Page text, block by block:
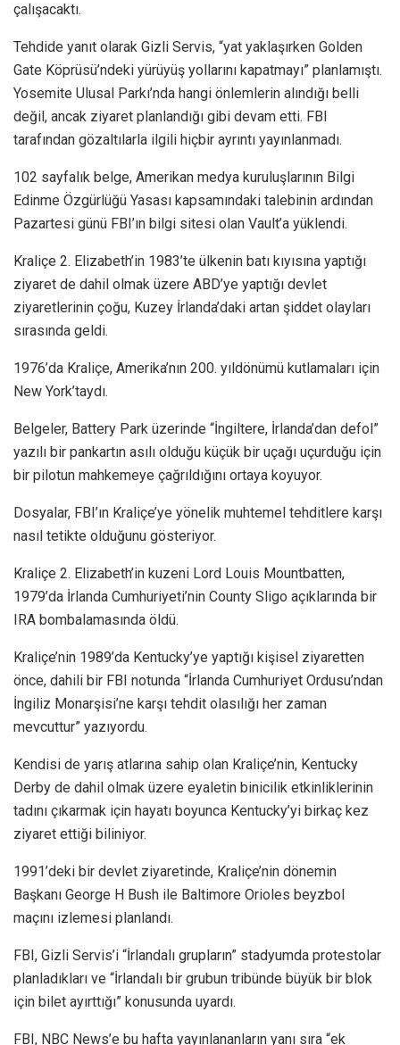
çalışacaktı.
Tehdide yanıt olarak Gizli Servis, “yat yaklaşırken Golden
Gate Köprüsü’ndeki yürüyüş yollarını kapatmayı” planlamıştı.
Yosemite Ulusal Parkı’nda hangi önlemlerin alındığı belli
değil, ancak ziyaret planlandığı gibi devam etti. FBI
tarafından gözaltılarla ilgili hiçbir ayrıntı yayınlanmadı.
102 sayfalık belge, Amerikan medya kuruluşlarının Bilgi
Edinme Özgürlüğü Yasası kapsamındaki talebinin ardından
Pazartesi günü FBI’ın bilgi sitesi olan Vault’a yüklendi.
Kraliçe 2. Elizabeth’in 1983’te ülkenin batı kıyısına yaptığı
ziyaret de dahil olmak üzere ABD’ye yaptığı devlet
ziyaretlerinin çoğu, Kuzey İrlanda’daki artan şiddet olayları
sırasında geldi.
1976’da Kraliçe, Amerika’nın 200. yıldönümü kutlamaları için
New York’taydı.
Belgeler, Battery Park üzerinde “İngiltere, İrlanda’dan defol”
yazılı bir pankartın asılı olduğu küçük bir uçağı uçurduğu için
bir pilotun mahkemeye çağrıldığını ortaya koyuyor.
Dosyalar, FBI’ın Kraliçe’ye yönelik muhtemel tehditlere karşı
nasıl tetikte olduğunu gösteriyor.
Kraliçe 2. Elizabeth’in kuzeni Lord Louis Mountbatten,
1979’da İrlanda Cumhuriyeti’nin County Sligo açıklarında bir
IRA bombalamasında öldü.
Kraliçe’nin 1989’da Kentucky’ye yaptığı kişisel ziyaretten
önce, dahili bir FBI notunda “İrlanda Cumhuriyet Ordusu’ndan
İngiliz Monarşisi’ne karşı tehdit olasılığı her zaman
mevcuttur” yazıyordu.
Kendisi de yarış atlarına sahip olan Kraliçe’nin, Kentucky
Derby de dahil olmak üzere eyaletin binicilik etkinliklerinin
tadını çıkarmak için hayatı boyunca Kentucky’yi birkaç kez
ziyaret ettiği biliniyor.
1991’deki bir devlet ziyaretinde, Kraliçe’nin dönemin
Başkanı George H Bush ile Baltimore Orioles beyzbol
maçını izlemesi planlandı.
FBI, Gizli Servis’i “İrlandalı grupların” stadyumda protestolar
planladıkları ve “İrlandalı bir grubun tribünde büyük bir blok
için bilet ayırttığı” konusunda uyardı.
FBI, NBC News’e bu hafta yayınlananların yanı sıra “ek